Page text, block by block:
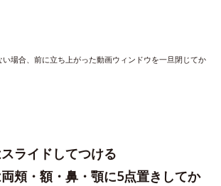
場合、前に立ち上がった動画ウィンドウを一旦閉じてか
ライドしてつける
頬・額・鼻・顎に5点置きしてか